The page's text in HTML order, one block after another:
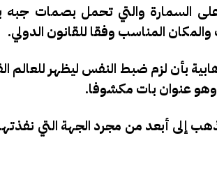
السمارة والتي تحمل بصمات جبه
المناسب وفقا للقانون الدولي.
بأن لزم ضبط النفس ليظهر
وهو عنوان بات مكشوفا.
إلى أبعد من مجرد الجهة التي